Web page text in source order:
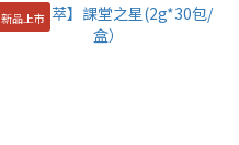
新品上市